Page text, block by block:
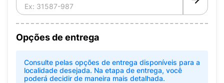
Opções de entrega
Consulte pelas opções de entrega disponíveis para a
localidade desejada. Na etapa de entrega, você
poderá decidir de maneira mais detalhada.